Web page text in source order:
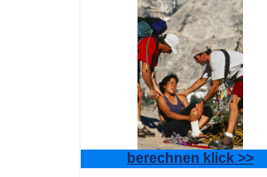
berechnen klick >>